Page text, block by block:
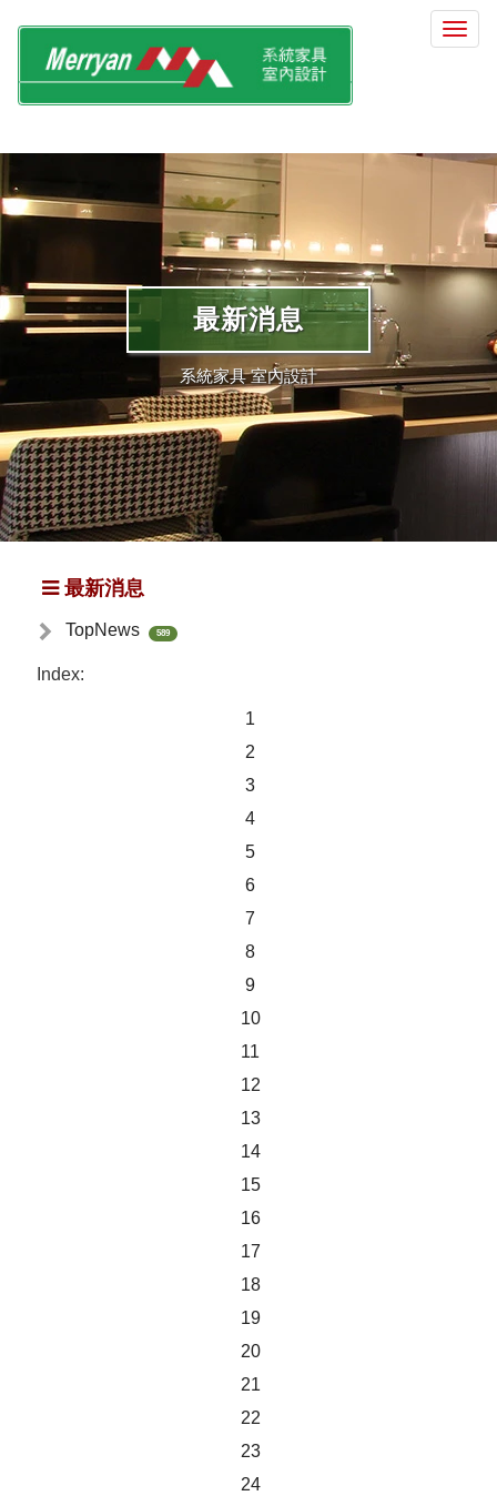
選
最新消息
系統家具 室內設計
最新消息
TopNews 589
Index:
1
2
3
4
5
6
7
8
9
10
11
12
13
14
15
16
17
18
19
20
21
22
23
24